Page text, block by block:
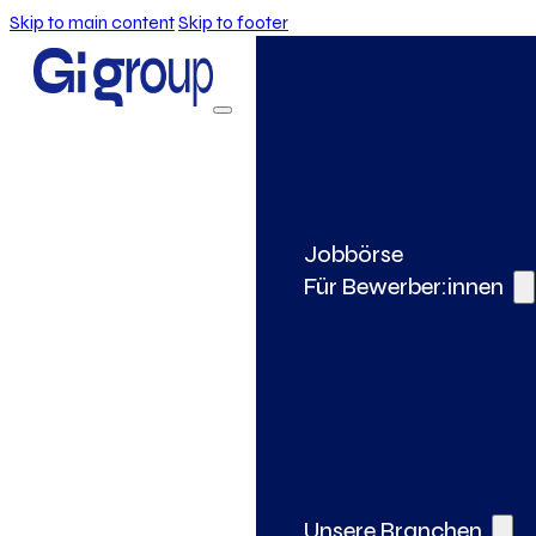
Skip to main contentSkip to footer
Jobbörse
Für Bewerber:innen